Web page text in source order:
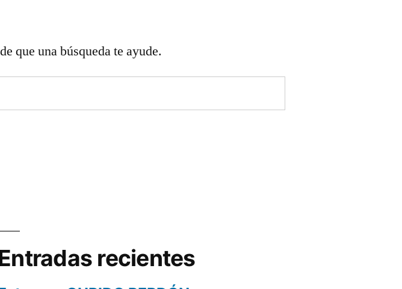
que una búsqueda te ayude.
recientes